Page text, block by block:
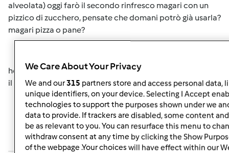
alveolata) oggi farò il secondo rinfresco magari con un
pizzico di zucchero, pensate che domani potrò già usarla?
magari pizza o pane?
help me secondo rinfresco effetuato domani voglio fare
il pan carrè posso?????
In cima
Accedio registratiper poter commentare
We Care About Your Privacy
We and our315 partners store and access personal data,
unique identifiers, on your device. Selecting I Accept
technologies to support the purposes shown under we
data to provide. If trackers are disabled, some content
be as relevant to you. You can resurface this menu to
withdraw consent at any time by clicking the Show
of the webpage .Your choices will have effect within our